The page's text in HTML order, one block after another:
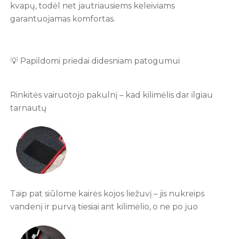
kvapų, todėl net jautriausiems keleiviams
garantuojamas komfortas.
💡 Papildomi priedai didesniam patogumui
Rinkitės vairuotojo pakulnį – kad kilimėlis dar ilgiau
tarnautų
Taip pat siūlome kairės kojos liežuvį – jis nukreips
vandenį ir purvą tiesiai ant kilimėlio, o ne po juo